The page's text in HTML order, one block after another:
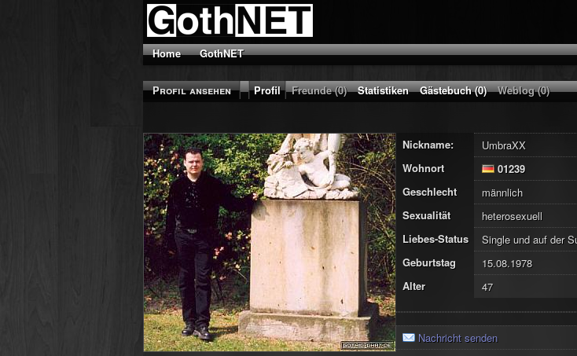
Home GothNET
Profil ansehen Profil Freunde (0) Statistiken Gästebuch (0) Weblog (0)
Nickname:
UmbraXX
Wohnort
01239
Geschlecht
männlich
Sexualität
heterosexuell
Liebes-Status
Single und auf der
Geburtstag
15.08.1978
Alter
47
Nachricht senden